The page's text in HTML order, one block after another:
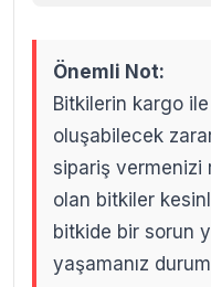
Önemli Not:
Bitkilerin kargo
oluşabilecek
sipariş vermenizi
olan bitkiler
bitkide bir sorun
yaşamanız